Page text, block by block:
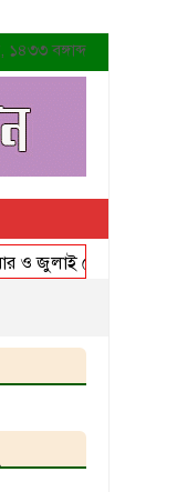
বঙ্গাব্দ
যোদ্ধাদের সংবর্ধনা